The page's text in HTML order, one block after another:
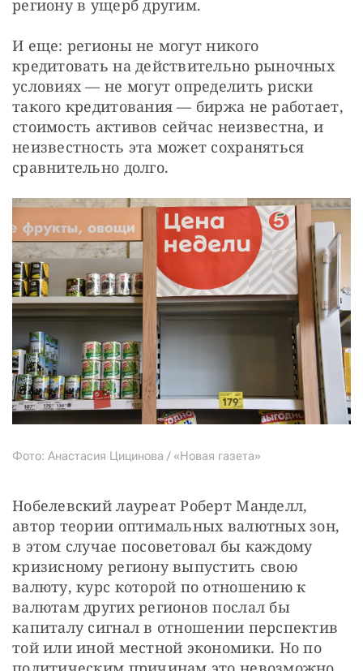
региону в ущерб другим.
И еще: регионы не могут никого
кредитовать на действительно рыночных
условиях — не могут определить риски
такого кредитования — биржа не работает,
стоимость активов сейчас неизвестна, и
неизвестность эта может сохраняться
сравнительно долго.
Фото: Анастасия Цицинова / «Новая газета»
Нобелевский лауреат Роберт Манделл,
автор теории оптимальных валютных зон,
в этом случае посоветовал бы каждому
кризисному региону выпустить свою
валюту, курс которой по отношению к
валютам других регионов послал бы
капиталу сигнал в отношении перспектив
той или иной местной экономики. Но по